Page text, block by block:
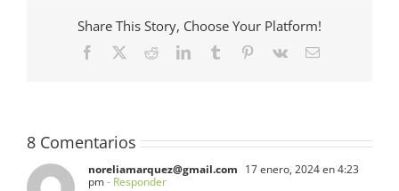
Share This Story, Choose Your Platform!
Facebook RedditLinkedInTumblr Pinterest
Vk
Correo
8 Comentarios
noreliamarquez@gmail.com 17 enero, 2024 en 4:23
pm- Responder